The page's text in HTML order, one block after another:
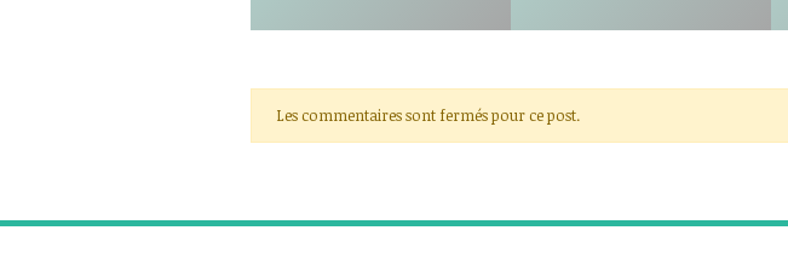
Les commentaires sont fermés pour ce post.